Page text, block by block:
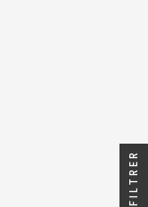
FILTRER